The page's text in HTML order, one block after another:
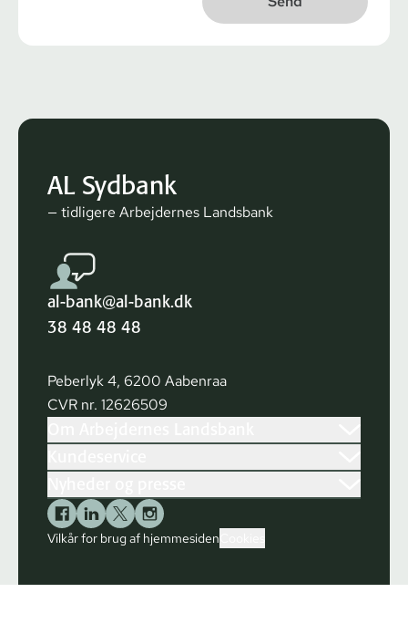
AL Sydbank
— tidligere Arbejdernes Landsbank
al-bank@al-bank.dk
38 48 48 48
Peberlyk 4, 6200 Aabenraa
CVR nr. 12626509
Vilkår for brug af hjemmesiden